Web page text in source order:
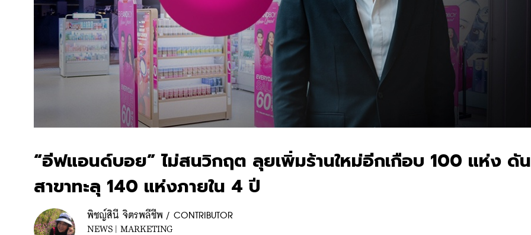
“อีฟแอนด์บอย” ไม่สนวิกฤต ลุยเพิ่มร้านใหม่อีกเกือบ 100 แห่ง ดัน
สาขาทะลุ 140 แห่งภายใน 4 ปี
พิชญ์สินี จิตรพลีชีพ / CONTRIBUTOR
NEWS | MARKETING